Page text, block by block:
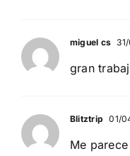
miguel cs
gran
Blitztrip 01/
Me